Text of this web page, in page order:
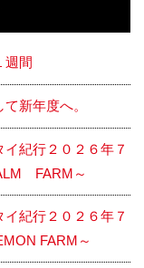
間
新年度へ。
イ紀行２０２６年７
FARM～
イ紀行２０２６年７
FARM～